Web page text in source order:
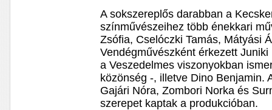
A sokszereplős darabban a
színművészeihez több énekkari
Zsófia, Cselóczki Tamás, Mátyási
Vendégművészként érkezett
a Veszedelmes viszonyokban
közönség -, illetve Dino Benjamin.
Gajári Nóra, Zombori Norka és
szerepet kaptak a produkcióban.